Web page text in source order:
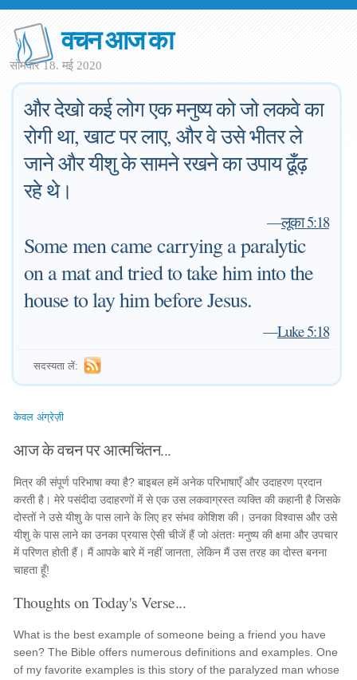
वचन आज का
सोमवार 18. मई 2020
और देखो कई लोग एक मनुष्य को जो लकवे का
रोगी था, खाट पर लाए, और वे उसे भीतर ले
जाने और यीशु के सामने रखने का उपाय ढूँढ़
रहे थे।
—लूका 5:18
Some men came carrying a paralytic
on a mat and tried to take him into the
house to lay him before Jesus.
—Luke 5:18
सदस्यता लें:
केवल अंग्रेज़ी
आज के वचन पर आत्मचिंतन...
मित्र की संपूर्ण परिभाषा क्या है? बाइबल हमें अनेक परिभाषाएँ और उदाहरण प्रदान
करती है। मेरे पसंदीदा उदाहरणों में से एक उस लकवाग्रस्त व्यक्ति की कहानी है जिसके
दोस्तों ने उसे यीशु के पास लाने के लिए हर संभव कोशिश की। उनका विश्वास और उसे
यीशु के पास लाने का उनका प्रयास ऐसी चीजें हैं जो अंततः मनुष्य की क्षमा और उपचार
में परिणत होती हैं। मैं आपके बारे में नहीं जानता, लेकिन मैं उस तरह का दोस्त बनना
चाहता हूँ!
Thoughts on Today's Verse...
What is the best example of someone being a friend you have
seen? The Bible offers numerous definitions and examples. One
of my favorite examples is this story of the paralyzed man whose